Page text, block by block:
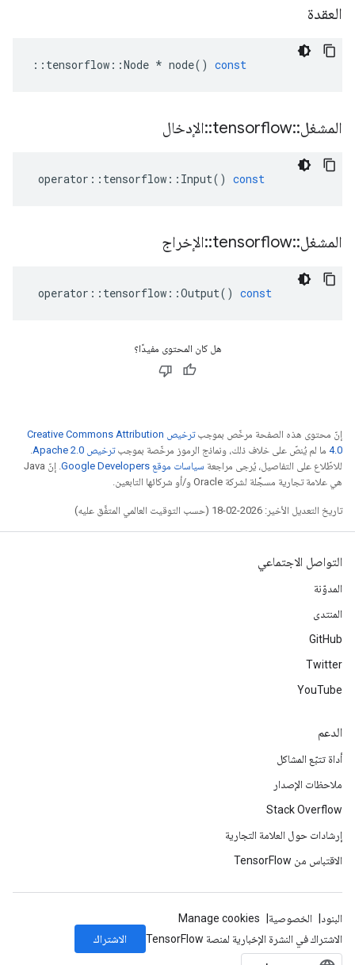
العقدة
:: tensorflow ::Node * node() const
المشغل::
tensorflow
::الإدخال
operator :: tensorflow :: Input() const
المشغل::
tensorflow
::الإخراج
operator :: tensorflow ::Output() const
هل كان المحتوى مفيدًا؟
إنّ محتوى هذه الصفحة مرخّص بموجب
ترخيص Creative Commons Attribution
4.0‏ ما لم يُنصّ على خلاف ذلك، ونماذج الرموز مرخّصة بموجبترخيص Apache 2.0‏
.
للاطّلاع على التفاصيل، يُرجى مراجعة سياسات موقع Google Developers‏
. إنّ Java
هي علامة تجارية مسجَّلة لشركة Oracle و/أو شركائها التابعين.
تاريخ التعديل الأخير: 2026-02-18 (حسب التوقيت العالمي المتفَّق عليه)
التواصل الاجتماعي
المدوّنة
المنتدى
GitHub
Twitter
YouTube
الدعم
أداة تتبّع المشاكل
ملاحظات الإصدار
Stack Overflow
إرشادات حول العلامة التجارية
الاقتباس من TensorFlow
البنود الخصوصية
Manage cookies
الاشتراك في النشرة الإخبارية لمنصة TensorFlow
الاشتراك